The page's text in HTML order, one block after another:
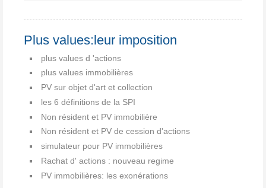
Plus values:leur imposition
plus values d 'actions
plus values immobilières
PV sur objet d'art et collection
les 6 définitions de la SPI
Non résident et PV immobilière
Non résident et PV de cession d'actions
simulateur pour PV immobilières
Rachat d' actions : nouveau regime
PV immobilières: les exonérations